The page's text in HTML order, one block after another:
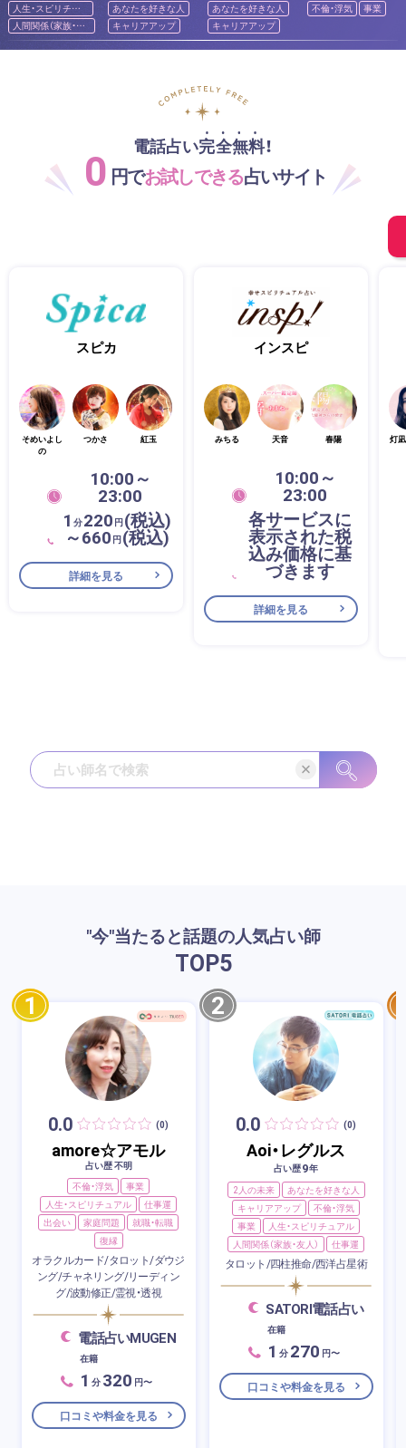
人生・スピリチュ
アル
人間関係（家族・友
人）
あなたを好きな人
キャリアアップ
あなたを好きな人
キャリアアップ
不倫・浮気
事業
電話占い完全無料！
0 円でお試しできる占いサイト
スピカ
そめいよし
の
つかさ 紅玉
10:00～
23:00
1 分220 円(税込)
～660 円(税込)
詳細を見る
インスピ
みちる 天音 春陽
10:00～
23:00
各サービスに
表示された税
込み価格に基
づきます
詳細を見る
灯
"今"当たると話題の人気占い師
TOP5
1
0.0 (0)
amore☆アモル
占い歴 不明
不倫・浮気
事業
人生・スピリチュアル
仕事運
出会い
家庭問題
就職・転職
復縁
オラクルカード/タロット/ダウジ
ング/チャネリング/リーディン
グ/波動修正/霊視・透視
電話占いMUGEN
在籍
1 分 320 円〜
口コミや料金を見る
2
0.0 (0)
Aoi・レグルス
占い歴9年
2人の未来
あなたを好きな人
キャリアアップ
不倫・浮気
事業
人生・スピリチュアル
人間関係（家族・友人）
仕事運
タロット/四柱推命/西洋占星術
SATORI電話占い
在籍
1 分 270 円〜
口コミや料金を見る